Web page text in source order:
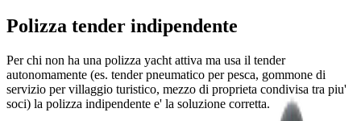
Polizza tender indipendente
Per chi non ha una polizza yacht attiva ma usa il tender
autonomamente (es. tender pneumatico per pesca, gommone di
servizio per villaggio turistico, mezzo di proprieta condivisa tra piu'
soci) la polizza indipendente e' la soluzione corretta.